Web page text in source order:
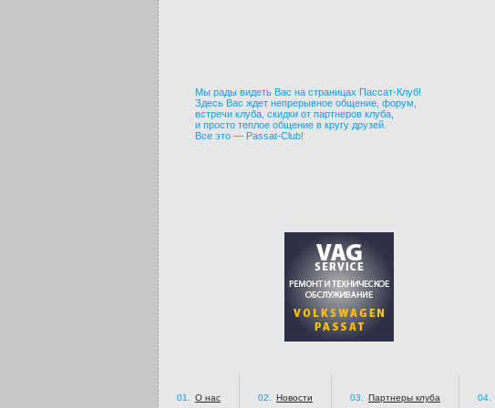
Мы рады видеть Вас на страницах Пассат-Клуб!
Здесь Вас ждет непрерывное общение, форум,
встречи клуба, скидки от партнеров клуба,
и просто теплое общение в кругу друзей.
Все это — Passat-Club!
01. О нас 02. Новости 03. Партнеры клуба 04.